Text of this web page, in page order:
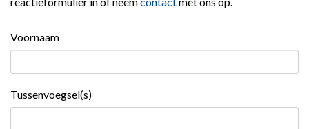
Voornaam
Tussenvoegsel(s)